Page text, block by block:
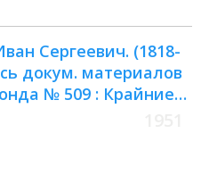
Сергеевич. (1818-
докум. материалов
№ 509 : Крайние
материалов : 1809-